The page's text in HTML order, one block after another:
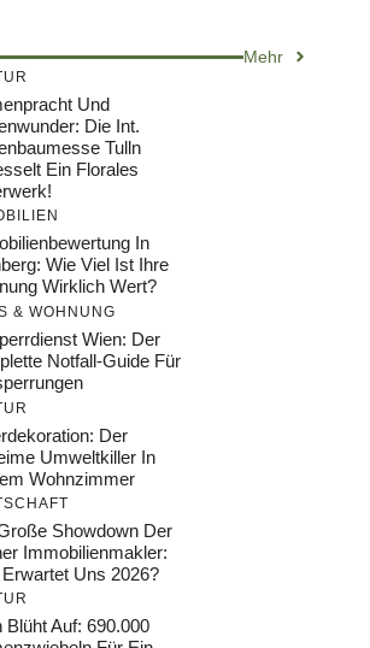
Mehr
Und
Die Int.
Tulln
Ein Florales
In
Wie Viel Ist Ihre
Wirklich Wert?
& WOHNUNG
Wien: Der
Notfall-Guide Für
Der
Umweltkiller In
Wohnzimmer
Showdown Der
Immobilienmakler:
Uns 2026?
Blüht Auf: 690.000